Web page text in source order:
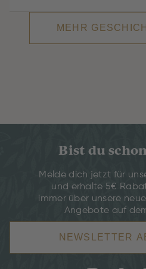
MEHR
Bist du
Melde dich jetzt für
und erhalte 5€
immer über unsere
Angebote auf
NEWSLETTER